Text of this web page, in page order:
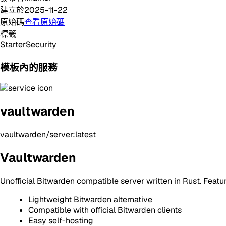
建立於2025-11-22
原始碼查看原始碼
標籤
StarterSecurity
模板內的服務
vaultwarden
vaultwarden/server:latest
Vaultwarden
Unofficial Bitwarden compatible server written in Rust.
Lightweight Bitwarden alternative
Compatible with official Bitwarden clients
Easy self-hosting